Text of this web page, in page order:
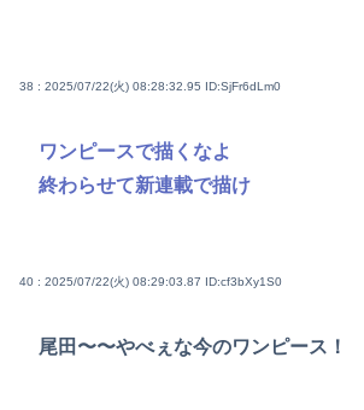
38 : 2025/07/22(火) 08:28:32.95 ID:SjFr6dLm0
ワンピースで描くなよ
終わらせて新連載で描け
40 : 2025/07/22(火) 08:29:03.87 ID:cf3bXy1S0
尾田〜〜やべぇな今のワンピース！